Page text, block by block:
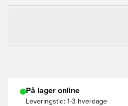
På lager online
Leveringstid: 1-3 hverdage